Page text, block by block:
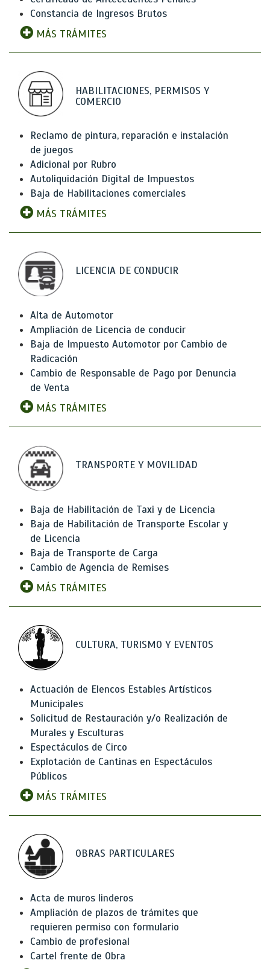
Constancia de Ingresos Brutos
MÁS TRÁMITES
HABILITACIONES, PERMISOS Y
COMERCIO
Reclamo de pintura, reparación e instalación
de juegos
Adicional por Rubro
Autoliquidación Digital de Impuestos
Baja de Habilitaciones comerciales
MÁS TRÁMITES
LICENCIA DE CONDUCIR
Alta de Automotor
Ampliación de Licencia de conducir
Baja de Impuesto Automotor por Cambio de
Radicación
Cambio de Responsable de Pago por Denuncia
de Venta
MÁS TRÁMITES
TRANSPORTE Y MOVILIDAD
Baja de Habilitación de Taxi y de Licencia
Baja de Habilitación de Transporte Escolar y
de Licencia
Baja de Transporte de Carga
Cambio de Agencia de Remises
MÁS TRÁMITES
CULTURA, TURISMO Y EVENTOS
Actuación de Elencos Estables Artísticos
Municipales
Solicitud de Restauración y/o Realización de
Murales y Esculturas
Espectáculos de Circo
Explotación de Cantinas en Espectáculos
Públicos
MÁS TRÁMITES
OBRAS PARTICULARES
Acta de muros linderos
Ampliación de plazos de trámites que
requieren permiso con formulario
Cambio de profesional
Cartel frente de Obra